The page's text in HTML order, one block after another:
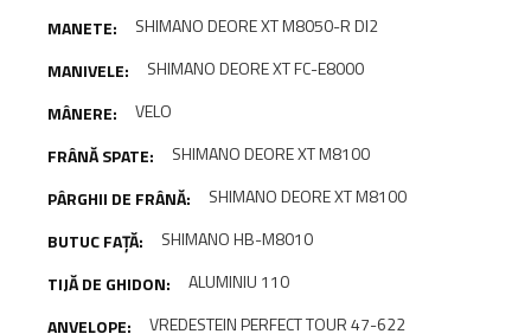
SHIMANO DEORE XT M8050-R DI2
SHIMANO DEORE XT FC-E8000
VELO
SHIMANO DEORE XT M8100
SHIMANO DEORE XT M8100
SHIMANO HB-M8010
ALUMINIU 110
VREDESTEIN PERFECT TOUR 47-622